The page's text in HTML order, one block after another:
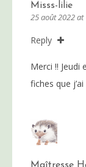
Misss-lilie
25 août 2022 at
Reply
Merci !! Jeudi
fiches que